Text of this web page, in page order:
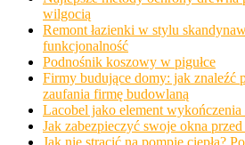
wilgocią
Remont łazienki w stylu
funkcjonalność
Podnośnik koszowy w pigułce
Firmy budujące domy: jak znaleźć
zaufania firmę budowlaną
Lacobel jako element
Jak zabezpieczyć swoje okna przed